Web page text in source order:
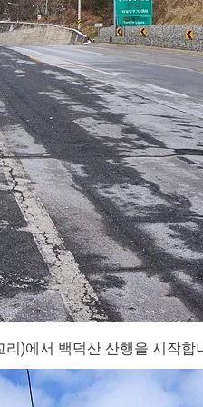
)에서 백덕산 산행을 시작합